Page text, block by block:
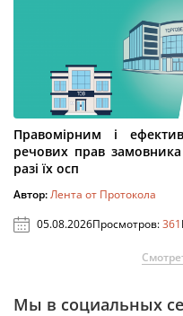
Правомірним і
речових прав
разі їх осп
Автор:Лента от Протокола
05.08.2026Просмотров:361
Мы в социальных